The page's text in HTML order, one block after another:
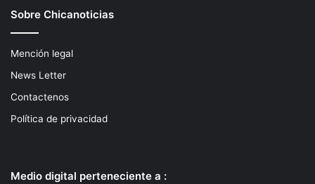
Sobre Chicanoticias
Mención legal
News Letter
Contactenos
Política de privacidad
Medio digital perteneciente a :